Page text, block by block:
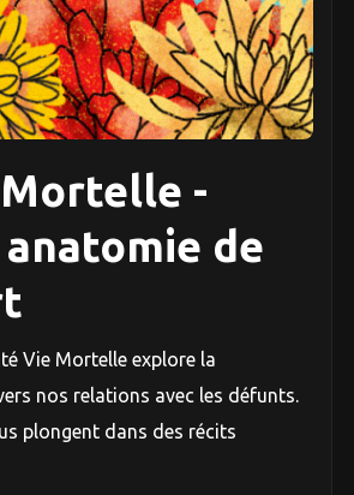
-
anatomie de
Vie Mortelle explore la
nos relations avec les défunts.
plongent dans des récits